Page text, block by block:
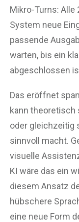
Mikro-Turns:
System neue
passende
warten, bis ein
abgeschlossen
Das eröffnet
kann theoretisch
oder gleichzeitig
sinnvoll macht.
visuelle
KI wäre das ein
diesem Ansatz
hübschere
eine neue Form